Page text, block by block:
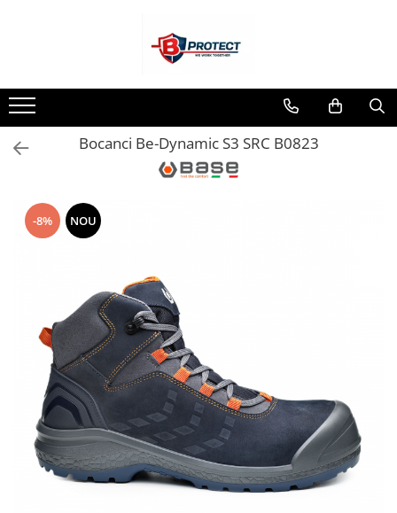
Atomizoare si pulverizatoare
Atomizoare
Pulverizatoare
Casa
Scule si unelte gradina
Drujbe
Accesorii drujbe
Drujbe electrice
Drujbe termice
Echipamente medicale
Echipamente PSI
Generatoare si unelte pentru
Bocanci Be-Dynamic S3 SRC B0823
-8% NOU